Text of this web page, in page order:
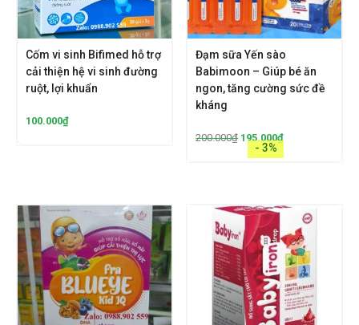
Cốm vi sinh Bifimed hỗ trợ
cải thiện hệ vi sinh đường
ruột, lợi khuẩn
100.000₫
Đạm sữa Yến sào
Babimoon – Giúp bé ăn
ngon, tăng cường sức đề
kháng
200.000₫ 195.000₫
- 3%